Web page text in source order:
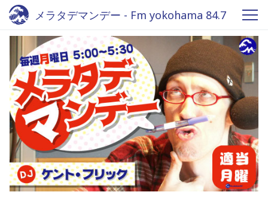
メラタデマンデー - Fm yokohama 84.7